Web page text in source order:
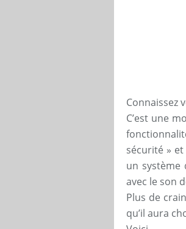
Connaissez
C’est une
sécurité »
un
avec le son
Plus de
qu’il aura